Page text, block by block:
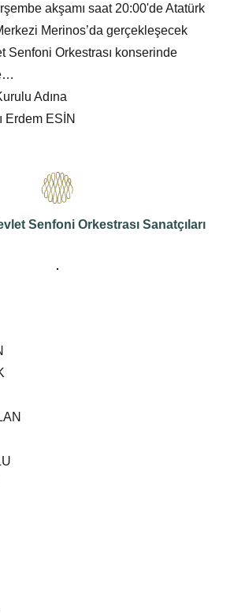
akşamı saat 20:00'de Atatürk
Merinos’da gerçekleşecek
Senfoni Orkestrası konserinde
Adına
Erdem ESİN
Senfoni Orkestrası Sanatçıları